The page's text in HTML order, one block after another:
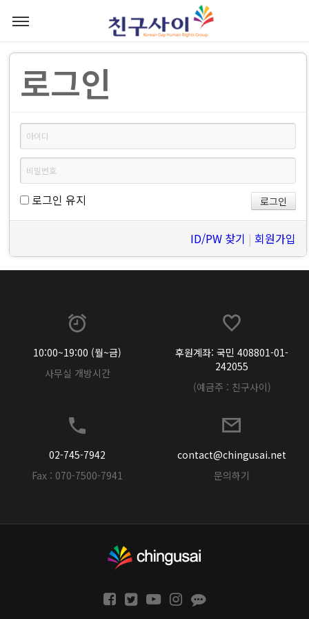
로그인
로그인 유지
ID/PW 찾기 | 회원가입
10:00~19:00 (월~금)
사무실 개방시간
후원계좌: 국민 408801-01-
242055
(예금주 : 친구사이)
02-745-7942
Fax : 070-7500-7941
contact@chingusai.net
문의하기